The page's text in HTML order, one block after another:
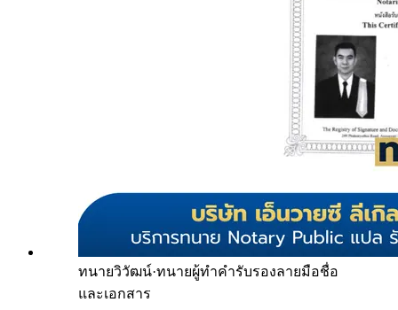
ทนายวิวัฒน์·ทนายผู้ทำคำรับรองลายมือชื่อ
และเอกสาร